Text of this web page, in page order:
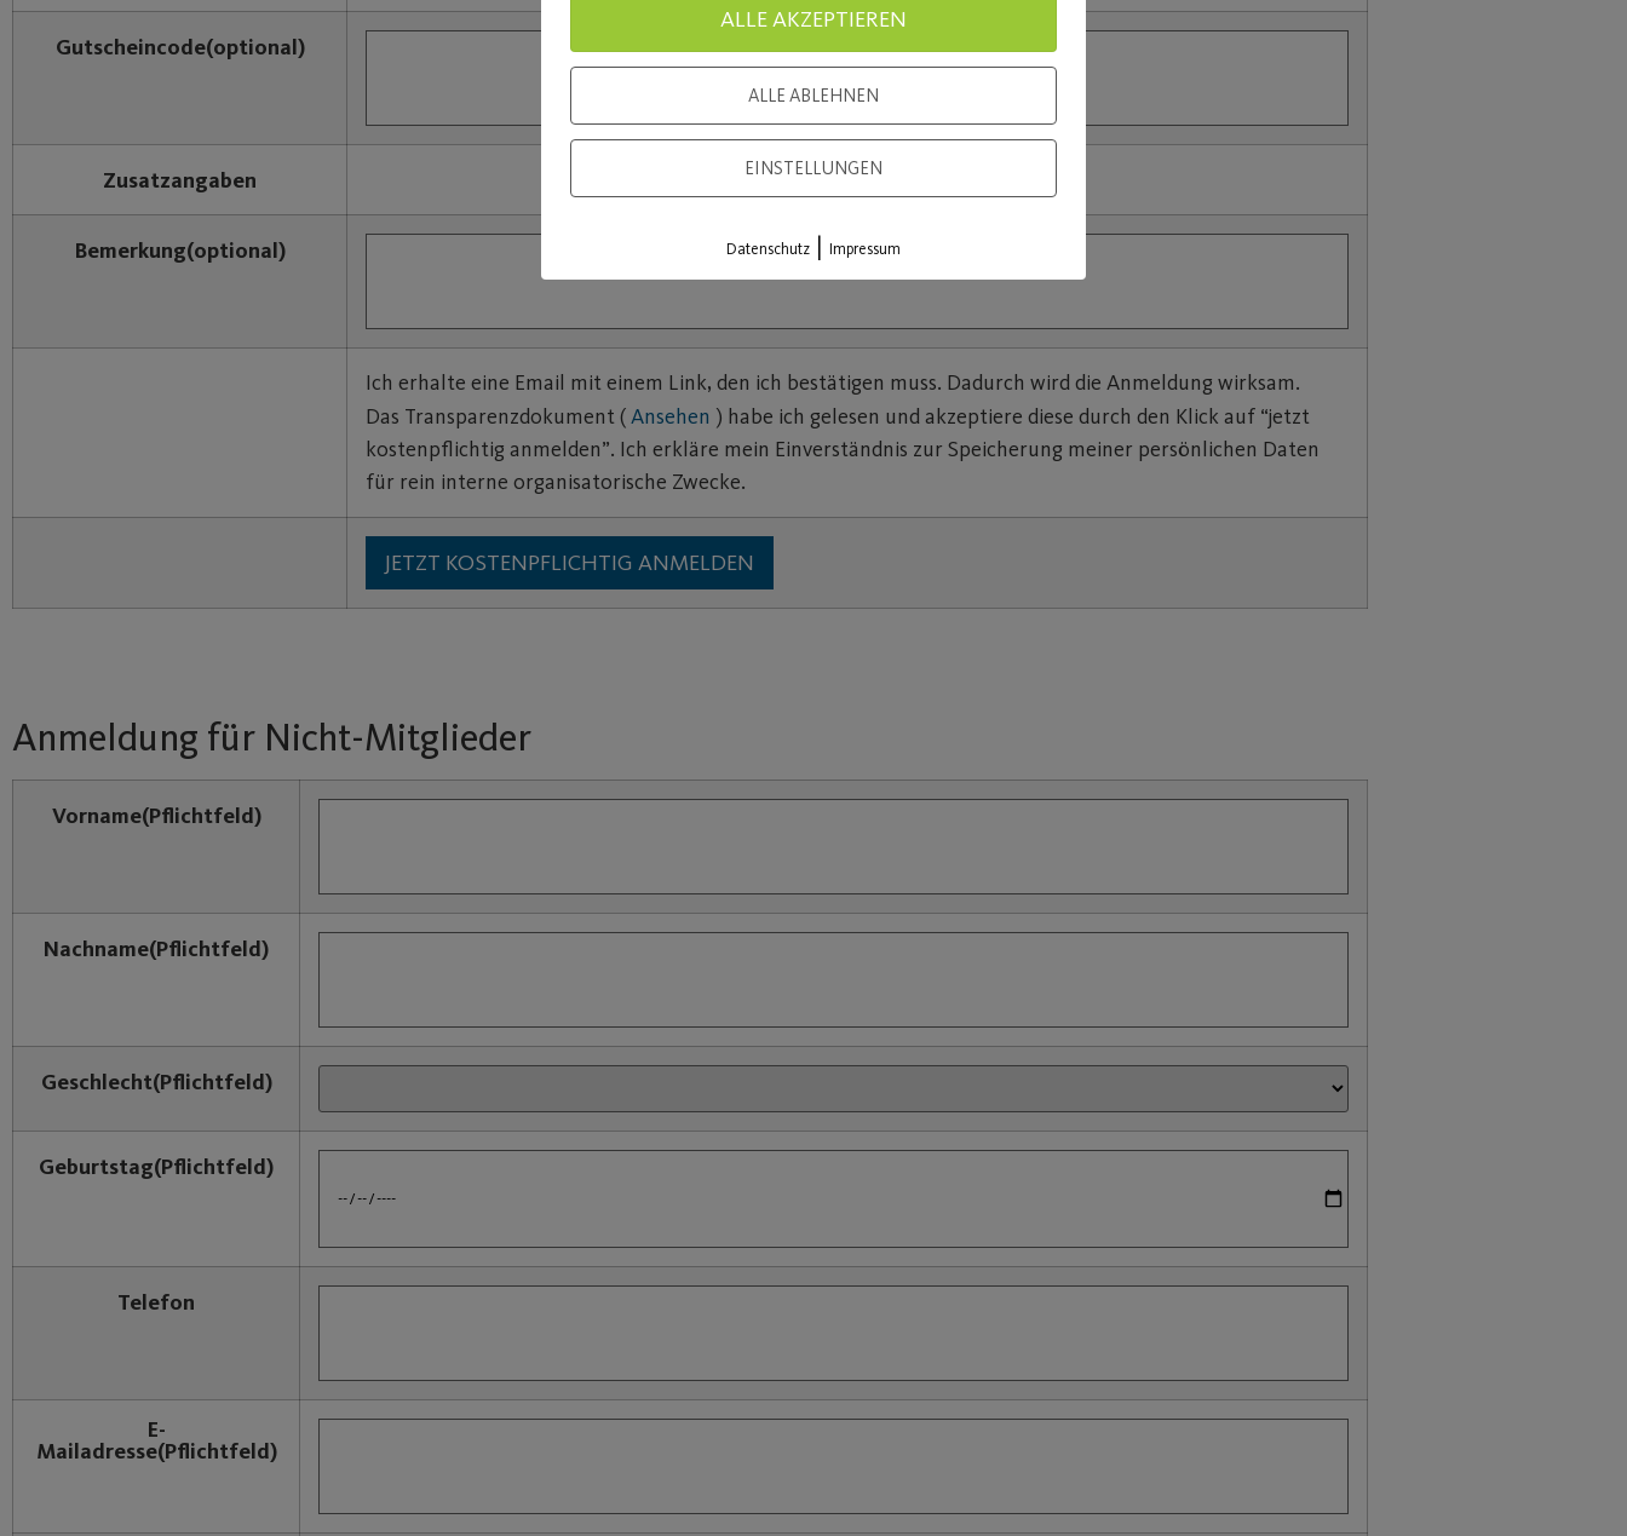
Gutscheincode(optional)
Zusatzangaben
Bemerkung(optional)
Ich erhalte eine Email mit einem Link, den ich bestätigen muss. Dadurch wird die Anmeldung wirksam.
Das Transparenzdokument (Ansehen ) habe ich gelesen und akzeptiere diese durch den Klick auf “jetzt
kostenpflichtig anmelden”. Ich erkläre mein Einverständnis zur Speicherung meiner persönlichen Daten
für rein interne organisatorische Zwecke.
Anmeldung für Nicht-Mitglieder
Vorname(Pflichtfeld)
Nachname(Pflichtfeld)
Geschlecht(Pflichtfeld)
Geburtstag(Pflichtfeld)
Telefon
E-
Mailadresse(Pflichtfeld)
ALLE AKZEPTIEREN
ALLE ABLEHNEN
EINSTELLUNGEN
Datenschutz | Impressum